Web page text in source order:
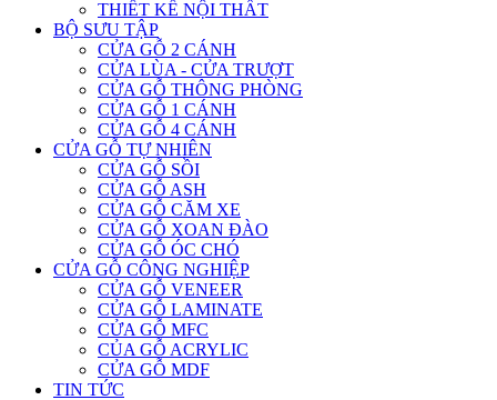
THIẾT KẾ NỘI THẤT
BỘ SƯU TẬP
CỬA GỖ 2 CÁNH
CỬA LÙA - CỬA TRƯỢT
CỬA GỖ THÔNG PHÒNG
CỬA GỖ 1 CÁNH
CỬA GỖ 4 CÁNH
CỬA GỖ TỰ NHIÊN
CỬA GỖ SỒI
CỬA GỖ ASH
CỬA GỖ CĂM XE
CỬA GỖ XOAN ĐÀO
CỬA GỖ ÓC CHÓ
CỬA GỖ CÔNG NGHIỆP
CỬA GỖ VENEER
CỬA GỖ LAMINATE
CỬA GỖ MFC
CỦA GỖ ACRYLIC
CỬA GỖ MDF
TIN TỨC